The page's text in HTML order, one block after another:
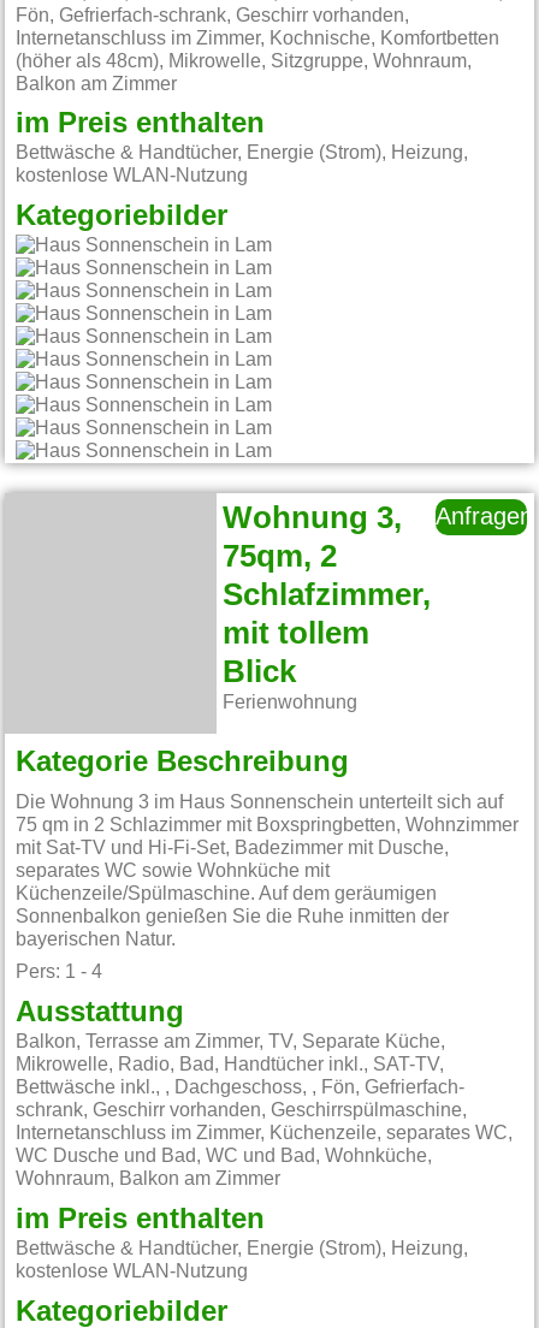
Fön, Gefrierfach-schrank, Geschirr vorhanden,
Internetanschluss im Zimmer, Kochnische, Komfortbetten
(höher als 48cm), Mikrowelle, Sitzgruppe, Wohnraum,
Balkon am Zimmer
im Preis enthalten
Bettwäsche & Handtücher, Energie (Strom), Heizung,
kostenlose WLAN-Nutzung
Kategoriebilder
Wohnung 3,
75qm, 2
Schlafzimmer,
mit tollem
Blick
Ferienwohnung
Anfragen
Kategorie Beschreibung
Die Wohnung 3 im Haus Sonnenschein unterteilt sich auf
75 qm in 2 Schlazimmer mit Boxspringbetten, Wohnzimmer
mit Sat-TV und Hi-Fi-Set, Badezimmer mit Dusche,
separates WC sowie Wohnküche mit
Küchenzeile/Spülmaschine. Auf dem geräumigen
Sonnenbalkon genießen Sie die Ruhe inmitten der
bayerischen Natur.
Pers: 1 - 4
Ausstattung
Balkon, Terrasse am Zimmer, TV, Separate Küche,
Mikrowelle, Radio, Bad, Handtücher inkl., SAT-TV,
Bettwäsche inkl., , Dachgeschoss, , Fön, Gefrierfach-
schrank, Geschirr vorhanden, Geschirrspülmaschine,
Internetanschluss im Zimmer, Küchenzeile, separates WC,
WC Dusche und Bad, WC und Bad, Wohnküche,
Wohnraum, Balkon am Zimmer
im Preis enthalten
Bettwäsche & Handtücher, Energie (Strom), Heizung,
kostenlose WLAN-Nutzung
Kategoriebilder